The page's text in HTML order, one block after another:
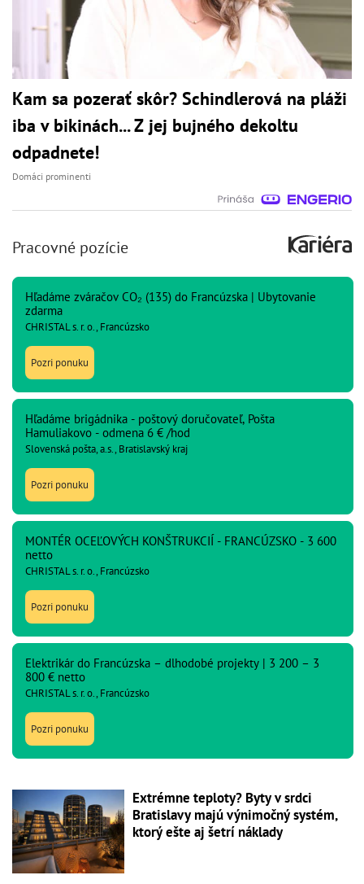
Kam sa pozerať skôr? Schindlerová na pláži
iba v bikinách... Z jej bujného dekoltu
odpadnete!
Domáci prominenti
Pracovné pozície
Hľadáme zváračov CO₂ (135) do Francúzska | Ubytovanie
zdarma
CHRISTAL s. r. o., Francúzsko
Pozri ponuku
Hľadáme brigádnika - poštový doručovateľ, Pošta
Hamuliakovo - odmena 6 € /hod
Slovenská pošta, a.s., Bratislavský kraj
Pozri ponuku
MONTÉR OCEĽOVÝCH KONŠTRUKCIÍ - FRANCÚZSKO - 3 600
netto
CHRISTAL s. r. o., Francúzsko
Pozri ponuku
Elektrikár do Francúzska – dlhodobé projekty | 3 200 – 3
800 € netto
CHRISTAL s. r. o., Francúzsko
Pozri ponuku
Extrémne teploty? Byty v srdci
Bratislavy majú výnimočný systém,
ktorý ešte aj šetrí náklady